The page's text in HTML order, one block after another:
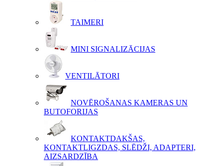
TAIMERI
MINI SIGNALIZĀCIJAS
VENTILĀTORI
NOVĒROŠANAS KAMERAS UN
BUTOFORIJAS
KONTAKTDAKŠAS,
KONTAKTLIGZDAS, SLĒDŽI, ADAPTERI,
AIZSARDZĪBA